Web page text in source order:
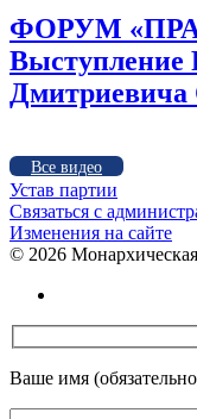
ФОРУМ
Выступление
Дмитриевича
Все видео
Устав партии
Связаться с
Изменения на сайте
© 2026
Ваше имя